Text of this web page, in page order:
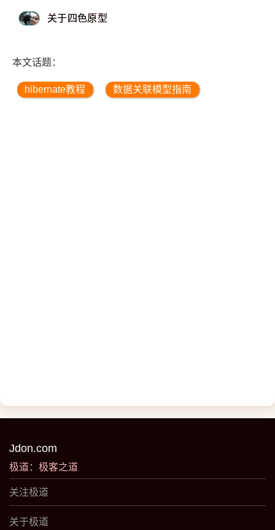
关于四色原型
本文话题：
hibernate教程 数据关联模型指南
Jdon.com
极道：极客之道
关注极道
关于极道